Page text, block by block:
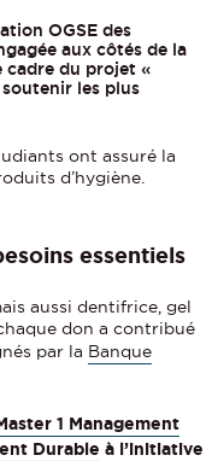
OGSE des
aux côtés de la
cadre du projet «
les plus
ont assuré la
d’hygiène.
essentiels
aussi dentifrice, gel
don a contribué
par la Banque
1 Management
Durable à l’initiative